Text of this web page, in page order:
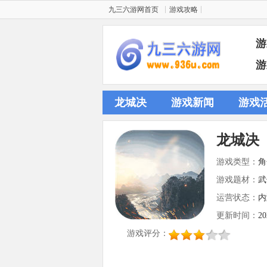
九三六游网首页 游戏攻略
龙城决 游戏新闻 游戏
龙城决
游戏类型：
游戏题材：
运营状态：
更新时间：
游戏评分：